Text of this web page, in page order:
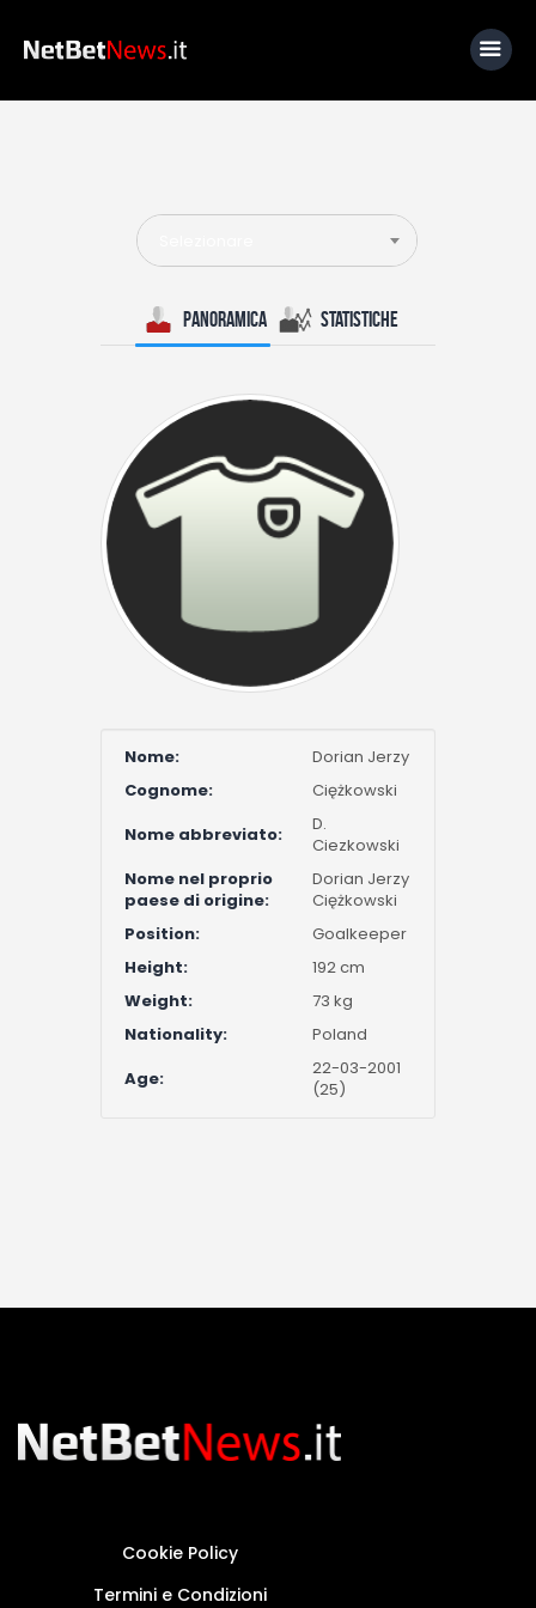
News
Calcio
Basket
Tennis
Lo Sapevi Che
Fantacalcio
I consigli di Giulia
Serie A
Panoramica Statistiche
Nome:
Dorian Jerzy
Cognome:
Ciężkowski
Nome abbreviato:
D.
Ciezkowski
Nome nel proprio
paese di origine:
Dorian Jerzy
Ciężkowski
Position:
Goalkeeper
Height:
192 cm
Weight:
73 kg
Nationality:
Poland
Age:
22-03-2001
(25)
Cookie Policy
Termini e Condizioni